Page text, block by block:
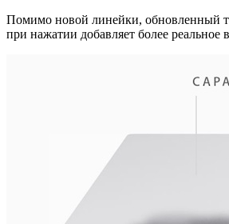
Помимо новой линейки, обновленный
при нажатии добавляет более реальное